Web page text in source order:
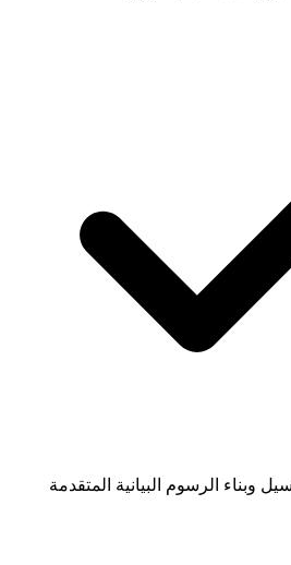
وبناء الرسوم البيانية المتقدمة